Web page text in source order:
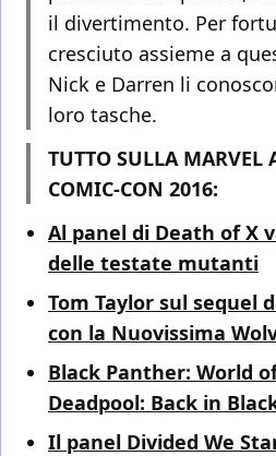
il divertimento. Per
cresciuto assieme a
Nick e Darren li
loro tasche.
TUTTO SULLA MARVEL
COMIC-CON 2016:
Al panel di Death of X
delle testate mutanti
Tom Taylor sul sequel
con la Nuovissima
Black Panther: World
Deadpool: Back in
Il panel Divided We